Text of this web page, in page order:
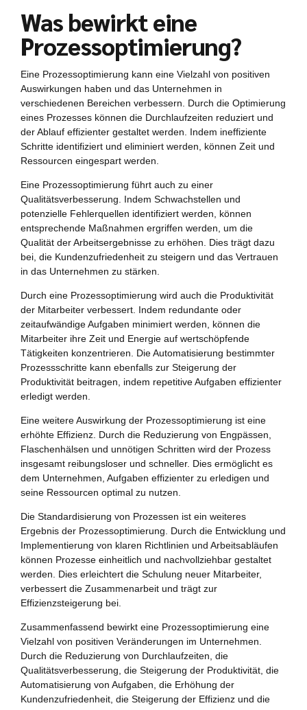
Was bewirkt eine
Prozessoptimierung?
Eine Prozessoptimierung kann eine Vielzahl von positiven
Auswirkungen haben und das Unternehmen in
verschiedenen Bereichen verbessern. Durch die Optimierung
eines Prozesses können die Durchlaufzeiten reduziert und
der Ablauf effizienter gestaltet werden. Indem ineffiziente
Schritte identifiziert und eliminiert werden, können Zeit und
Ressourcen eingespart werden.
Eine Prozessoptimierung führt auch zu einer
Qualitätsverbesserung. Indem Schwachstellen und
potenzielle Fehlerquellen identifiziert werden, können
entsprechende Maßnahmen ergriffen werden, um die
Qualität der Arbeitsergebnisse zu erhöhen. Dies trägt dazu
bei, die Kundenzufriedenheit zu steigern und das Vertrauen
in das Unternehmen zu stärken.
Durch eine Prozessoptimierung wird auch die Produktivität
der Mitarbeiter verbessert. Indem redundante oder
zeitaufwändige Aufgaben minimiert werden, können die
Mitarbeiter ihre Zeit und Energie auf wertschöpfende
Tätigkeiten konzentrieren. Die Automatisierung bestimmter
Prozessschritte kann ebenfalls zur Steigerung der
Produktivität beitragen, indem repetitive Aufgaben effizienter
erledigt werden.
Eine weitere Auswirkung der Prozessoptimierung ist eine
erhöhte Effizienz. Durch die Reduzierung von Engpässen,
Flaschenhälsen und unnötigen Schritten wird der Prozess
insgesamt reibungsloser und schneller. Dies ermöglicht es
dem Unternehmen, Aufgaben effizienter zu erledigen und
seine Ressourcen optimal zu nutzen.
Die Standardisierung von Prozessen ist ein weiteres
Ergebnis der Prozessoptimierung. Durch die Entwicklung und
Implementierung von klaren Richtlinien und Arbeitsabläufen
können Prozesse einheitlich und nachvollziehbar gestaltet
werden. Dies erleichtert die Schulung neuer Mitarbeiter,
verbessert die Zusammenarbeit und trägt zur
Effizienzsteigerung bei.
Zusammenfassend bewirkt eine Prozessoptimierung eine
Vielzahl von positiven Veränderungen im Unternehmen.
Durch die Reduzierung von Durchlaufzeiten, die
Qualitätsverbesserung, die Steigerung der Produktivität, die
Automatisierung von Aufgaben, die Erhöhung der
Kundenzufriedenheit, die Steigerung der Effizienz und die